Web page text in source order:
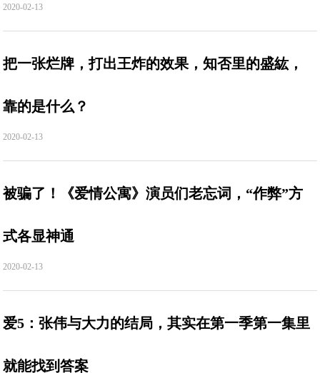
2020-02-13
把一张烂牌，打出王炸的效果，知否里的盛紘，
靠的是什么？
2020-02-13
被骗了！《爱情公寓》演员们老忘词，“作弊”方
式各显神通
2020-02-13
爱5：张伟与大力的结局，其实在第一季第一集里
就能找到答案